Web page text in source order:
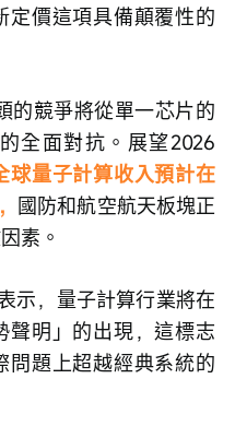
定價這項具備顛覆性的
的競爭將從單一芯片的
全面對抗。展望2026
球量子計算收入預計在
國防和航空航天板塊正
素。
示，量子計算行業將在
聲明」的出現，這標志
問題上超越經典系統的